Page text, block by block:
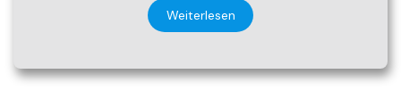
Weiterlesen